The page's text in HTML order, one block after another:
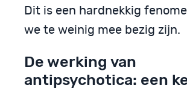
Dit is een hardnekkig
we te weinig mee bezig zijn.
De werking van
antipsychotica: een